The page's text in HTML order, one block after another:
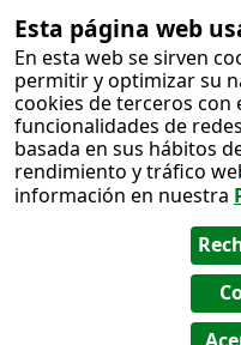
Esta página web
En esta web se sirven
permitir y optimizar su
cookies de terceros
funcionalidades de
basada en sus hábitos
rendimiento y tráfico
información en nuestra